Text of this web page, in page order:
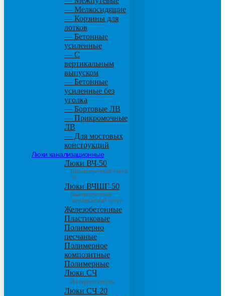
— Мелкосидящие
— Корзины для
лотков
— Бетонные
усиленные
— С
вертикальным
выпуском
— Бетонные
усиленные без
уголка
— Бортовые ЛВ
— Прикромочные
ЛВ
— Для мостовых
конструкций
Люки канализационные
Люки ВЧ-50
Высокопрочный чугун
50
Люки ВЧШГ-50
Высокопрочный
сверхтяжелый чугун
Железобетонные
Пластиковые
Полимерно
песчаные
Полимерное
композитные
Полимерные
Люки СЧ
Из серого чугуна
Люки СЧ-20